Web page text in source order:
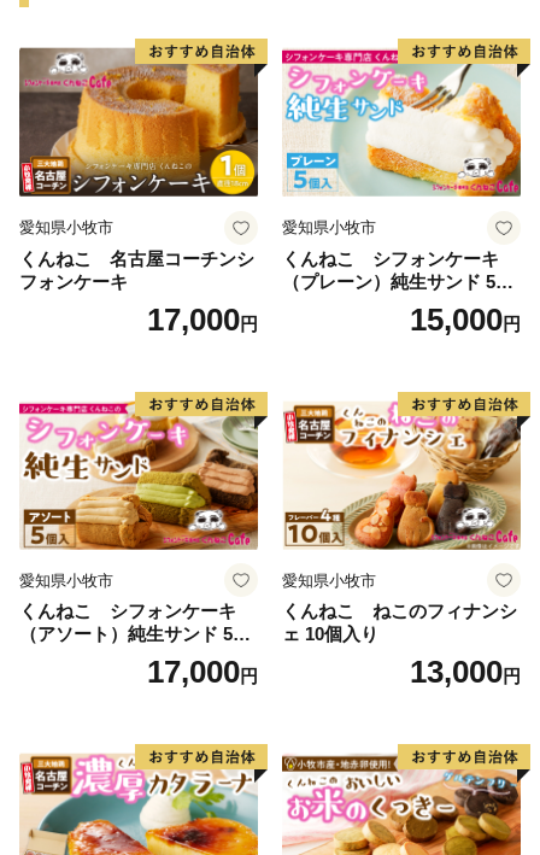
特に「一色産うなぎ」、「西尾の抹茶」、「三河一色
えびせんべい」は特許庁の地域団体商標（地域ブラン
ド）にも認定されている全国に誇る三大ブランドです。
また、市内には歴史的な史跡や名所が点在し、伝統的
な祭りや民俗芸能も多く伝えられているほか、海・山・
い、心豊かに暮らせるまち」それが六万石城下町・西尾
です。
【お問い合わせ先】
一般社団法人西尾市観光協会
※西尾市は、返礼品に関する事務を外部委託していま
す。
TEL：0563-57-7882
Mail：furusato@katch.ne.jp
■ ワンストップ特例に関する問い合わせ
愛知県西尾市ふるさと納税ワンストップ受付センター
（シフトプラス株式会社）
※西尾市は、ワンストップ特例申請受付業務を外部委託
TEL：050-3114-2837
Mail：support@nishio.furusato-lg.jp
■ その他に関する問い合わせ
愛知県小牧市
くんねこ 名古屋コーチンシ
フォンケーキ
17,000円
愛知県小牧市
くんねこ シフォンケーキ
（プレーン）純生サンド 5個
15,000円
愛知県小牧市
くんねこ シフォンケーキ
（アソート）純生サンド 5個
17,000円
愛知県小牧市
くんねこ ねこのフィナンシ
ェ 10個入り
13,000円